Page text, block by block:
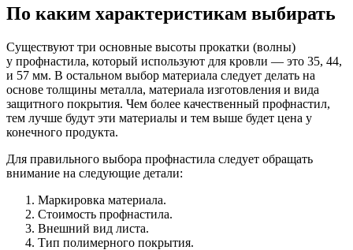
По каким характеристикам выбирать
Существуют три основные высоты прокатки (волны)
у профнастила, который используют для кровли — это 35, 44,
и 57 мм. В остальном выбор материала следует делать на
основе толщины металла, материала изготовления и вида
защитного покрытия. Чем более качественный профнастил,
тем лучше будут эти материалы и тем выше будет цена у
конечного продукта.
Для правильного выбора профнастила следует обращать
внимание на следующие детали:
Маркировка материала.
Стоимость профнастила.
Внешний вид листа.
Тип полимерного покрытия.